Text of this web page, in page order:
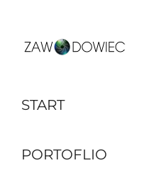
START
PORTOFLIO